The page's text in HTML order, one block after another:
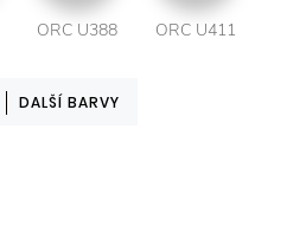
ORC U388 ORC U411
DALŠÍ BARVY